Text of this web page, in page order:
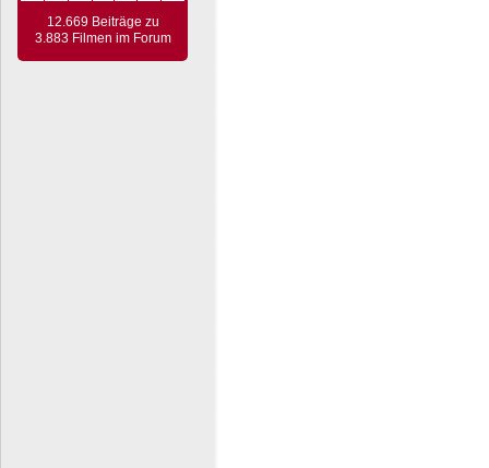
12.669 Beiträge zu
3.883 Filmen im Forum